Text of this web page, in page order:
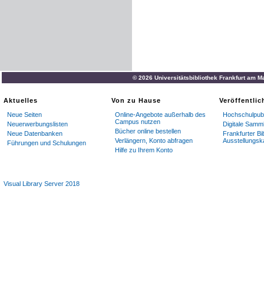
© 2026 Universitätsbibliothek Frankfurt am
Aktuelles
Neue Seiten
Neuerwerbungslisten
Neue Datenbanken
Führungen und Schulungen
Von zu Hause
Online-Angebote außerhalb des
Campus nutzen
Bücher online bestellen
Verlängern, Konto abfragen
Hilfe zu Ihrem Konto
Digitale
Frankfurter
Visual Library Server 2018